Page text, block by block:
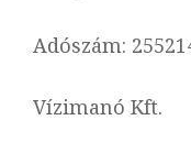
Adószám:
Vízimanó Kft.